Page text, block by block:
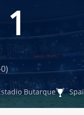
Butarque